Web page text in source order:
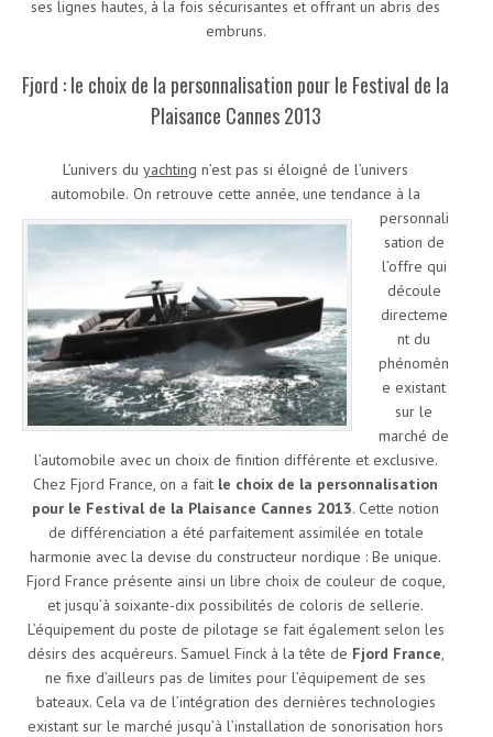
ses lignes hautes, à la fois sécurisantes et offrant un abris des
embruns.
Fjord : le choix de la personnalisation pour le Festival de la
Plaisance Cannes 2013
L’univers du yachting n’est pas si éloigné de l’univers
automobile. On retrouve cette année, une tendance à la
personnali
sation de
l’offre qui
découle
directeme
nt du
phénomèn
e existant
sur le
marché de
l’automobile avec un choix de finition différente et exclusive.
Chez Fjord France, on a fait le choix de la personnalisation
pour le Festival de la Plaisance Cannes 2013. Cette notion
de différenciation a été parfaitement assimilée en totale
harmonie avec la devise du constructeur nordique : Be unique.
Fjord France présente ainsi un libre choix de couleur de coque,
et jusqu’à soixante-dix possibilités de coloris de sellerie.
L’équipement du poste de pilotage se fait également selon les
désirs des acquéreurs. Samuel Finck à la tête de Fjord France,
ne fixe d’ailleurs pas de limites pour l’équipement de ses
bateaux. Cela va de l’intégration des dernières technologies
existant sur le marché jusqu’à l’installation de sonorisation hors